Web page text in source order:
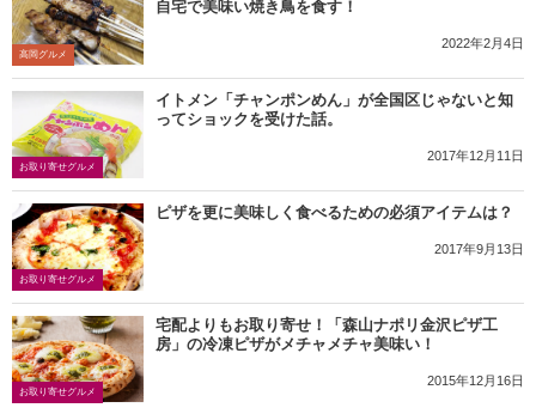
高岡グルメ
自宅で美味い焼き鳥を食す！
2022年2月4日
お取り寄せグルメ
イトメン「チャンポンめん」が全国区じゃないと知
ってショックを受けた話。
2017年12月11日
お取り寄せグルメ
ピザを更に美味しく食べるための必須アイテムは？
2017年9月13日
お取り寄せグルメ
宅配よりもお取り寄せ！「森山ナポリ金沢ピザ工
房」の冷凍ピザがメチャメチャ美味い！
2015年12月16日